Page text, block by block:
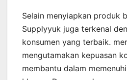
Selain menyiapkan produk
Supplyyuk juga terkenal
konsumen yang terbaik.
mengutamakan kepuasan
membantu dalam